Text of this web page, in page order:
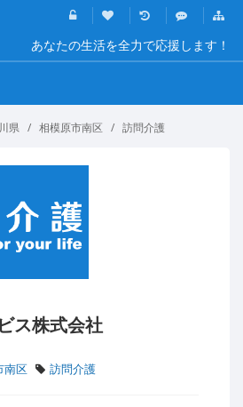
あなたの生活を全力で応援します！
県 相模原市南区 訪問介護
ス株式会社
南区 訪問介護